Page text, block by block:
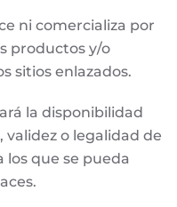
ni comercializa por
productos y/o
sitios enlazados.
la disponibilidad
o legalidad de
los que se pueda